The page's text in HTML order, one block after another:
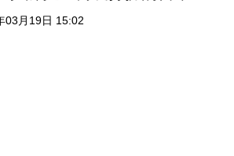
03月19日 15:02